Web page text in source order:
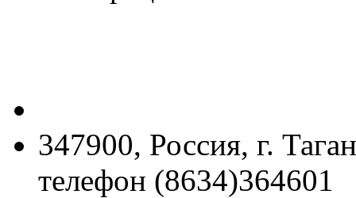
347900, Россия, г.
телефон (8634)364601